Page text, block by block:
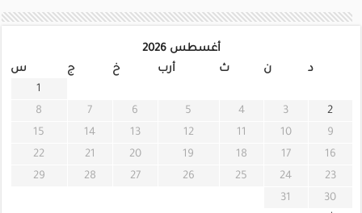
أغسطس 2026
د
ن ث أرب خ ج
س
1
2
3
4
5
6
7
8
9
10
11
12
13
14
15
16
17
18
19
20
21
22
23
24
25
26
27
28
29
30
31